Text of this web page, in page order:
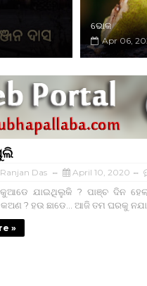
ଭୋକ
Apr 06,
Das April 10, 2020
ଯାଇଥିଲୁକି ? ପାଞ୍ଚ ଦିନ
? ହଉ ଛାଡେ... ଆଜି ତମ ଘରକୁ
»